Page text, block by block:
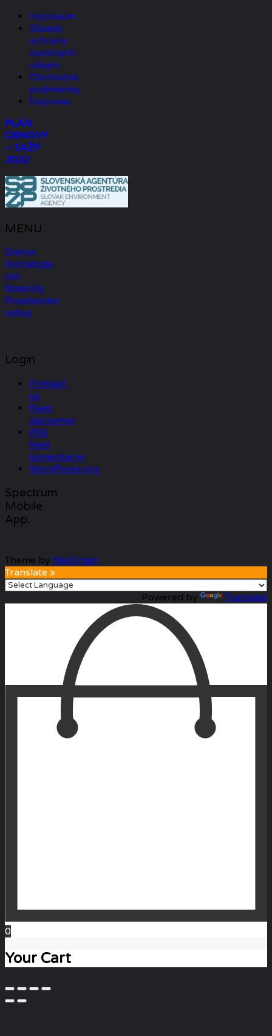
Impresum
Zásady
ochrany
osobných
údajov
Obchodné
podmienky
Doprava
PLÁN
OBNOVY
– SAŽP
2022
MENU
Domov
Kontaktujte
nás
Materiály
Poradenstvo
eshop
Login
Prihlásiť
sa
Feed
záznamov
RSS
feed
komentárov
WordPress.org
Spectrum
Mobile
App.
Theme by SiteOrigin
Translate »
Powered by Translate
0
Your Cart